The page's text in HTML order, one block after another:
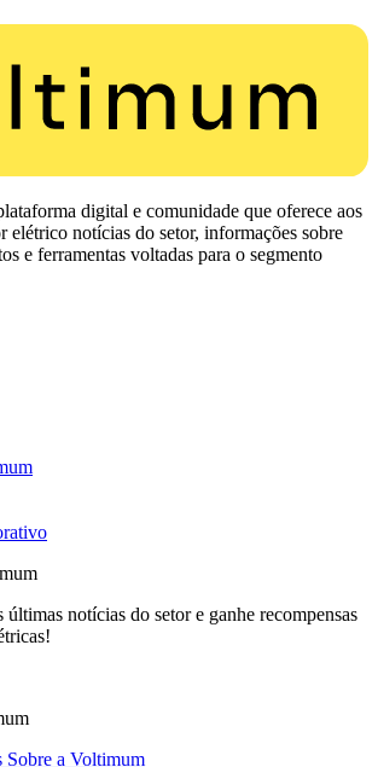
digital e comunidade que oferece aos
elétrico notícias do setor, informações sobre
e ferramentas voltadas para o segmento
notícias do setor e ganhe recompensas
Sobre a Voltimum